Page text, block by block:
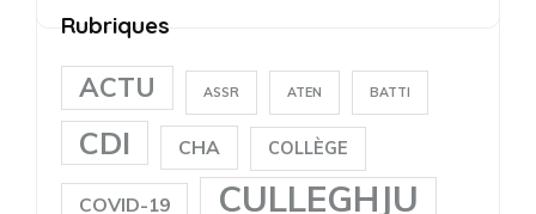
Rubriques
ACTU ASSR ATEN BATTI
CDI CHA COLLÈGE
COVID-19 CULLEGHJU